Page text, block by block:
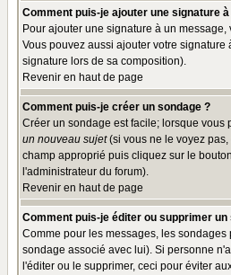
Comment puis-je ajouter une signature
Pour ajouter une signature à un
Vous pouvez aussi ajouter votre
signature lors de sa composition).
Revenir en haut de page
Comment puis-je créer un sondage ?
Créer un sondage est facile; lorsque
un nouveau sujet(si vous ne le voyez pas,
champ approprié puis cliquez sur le
l'administrateur du forum).
Revenir en haut de page
Comment puis-je éditer ou supprimer un
Comme pour les messages, les
sondage associé avec lui). Si personne
l'éditer ou le supprimer, ceci pour éviter